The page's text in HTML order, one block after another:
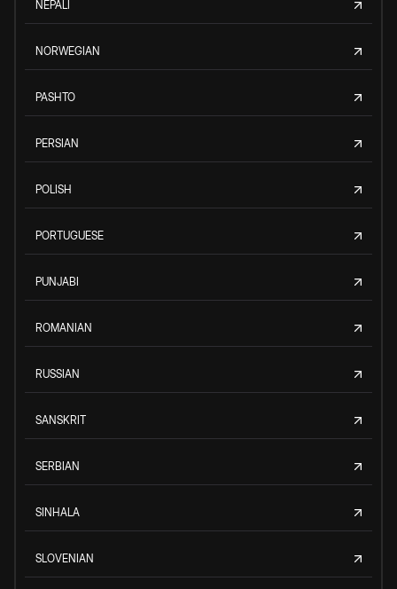
NEPALI
NORWEGIAN
PASHTO
PERSIAN
POLISH
PORTUGUESE
PUNJABI
ROMANIAN
RUSSIAN
SANSKRIT
SERBIAN
SINHALA
SLOVENIAN